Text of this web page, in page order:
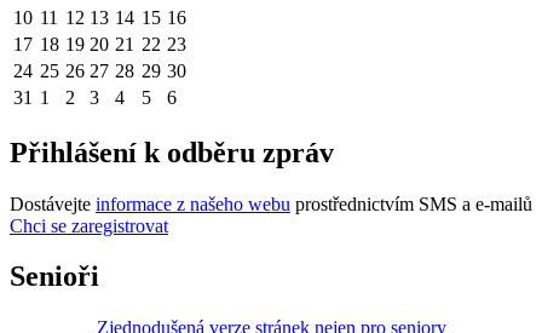
10 11 12 13 14 15 16
17 18 19 20 21 22 23
24 25 26 27 28 29 30
31 1 2 3 4 5 6
Přihlášení k odběru zpráv
Dostávejte informace z našeho webu prostřednictvím SMS a e-mailů
Chci se zaregistrovat
Senioři
Zjednodušená verze stránek nejen pro seniory